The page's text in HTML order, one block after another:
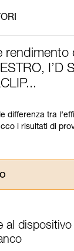
rendimento
I’D
differenza tra
i risultati di
aver
tecnica
informazioni.
al